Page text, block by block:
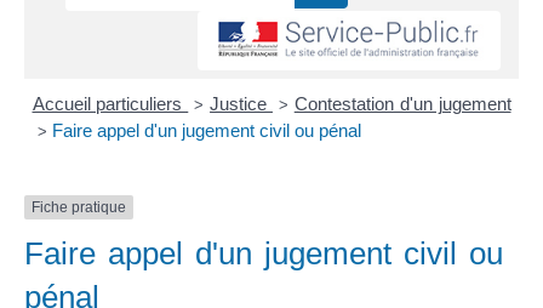
Accueil particuliers > Justice > Contestation d'un jugement
> Faire appel d'un jugement civil ou pénal
Fiche pratique
Faire appel d'un jugement civil ou
pénal